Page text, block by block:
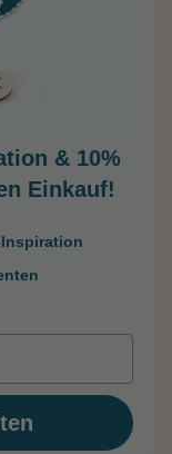
& 10%
Einkauf!